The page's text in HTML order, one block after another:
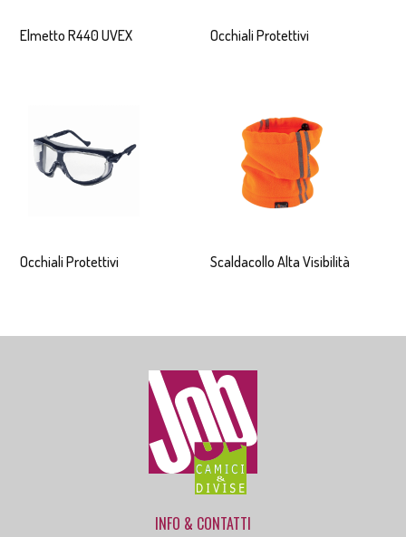
Elmetto R440 UVEX Occhiali Protettivi
Occhiali Protettivi Scaldacollo Alta Visibilità
INFO & CONTATTI